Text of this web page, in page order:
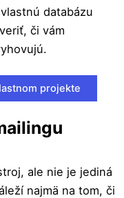
databázu
či vám
projekte
ale nie je jediná
najmä na tom, či